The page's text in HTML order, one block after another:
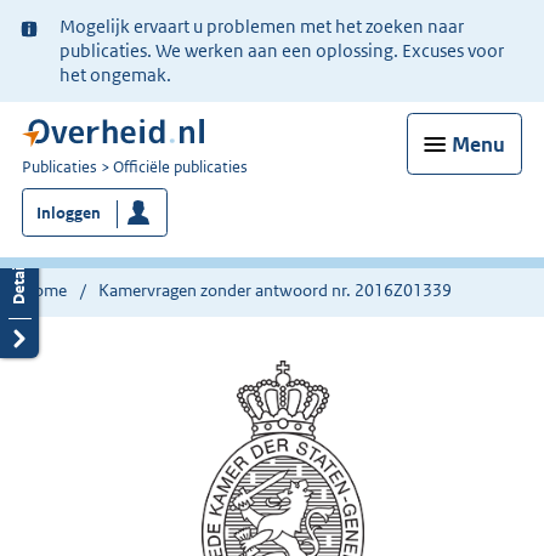
Ter
informatie:
Mogelijk ervaart u problemen met het zoeken naar
publicaties. We werken aan een oplossing. Excuses voor
het ongemak.
Menu
U
bent
nu
hier:
Publicaties Officiële publicaties
Inloggen
Home Kamervragen zonder antwoord nr. 2016Z01339